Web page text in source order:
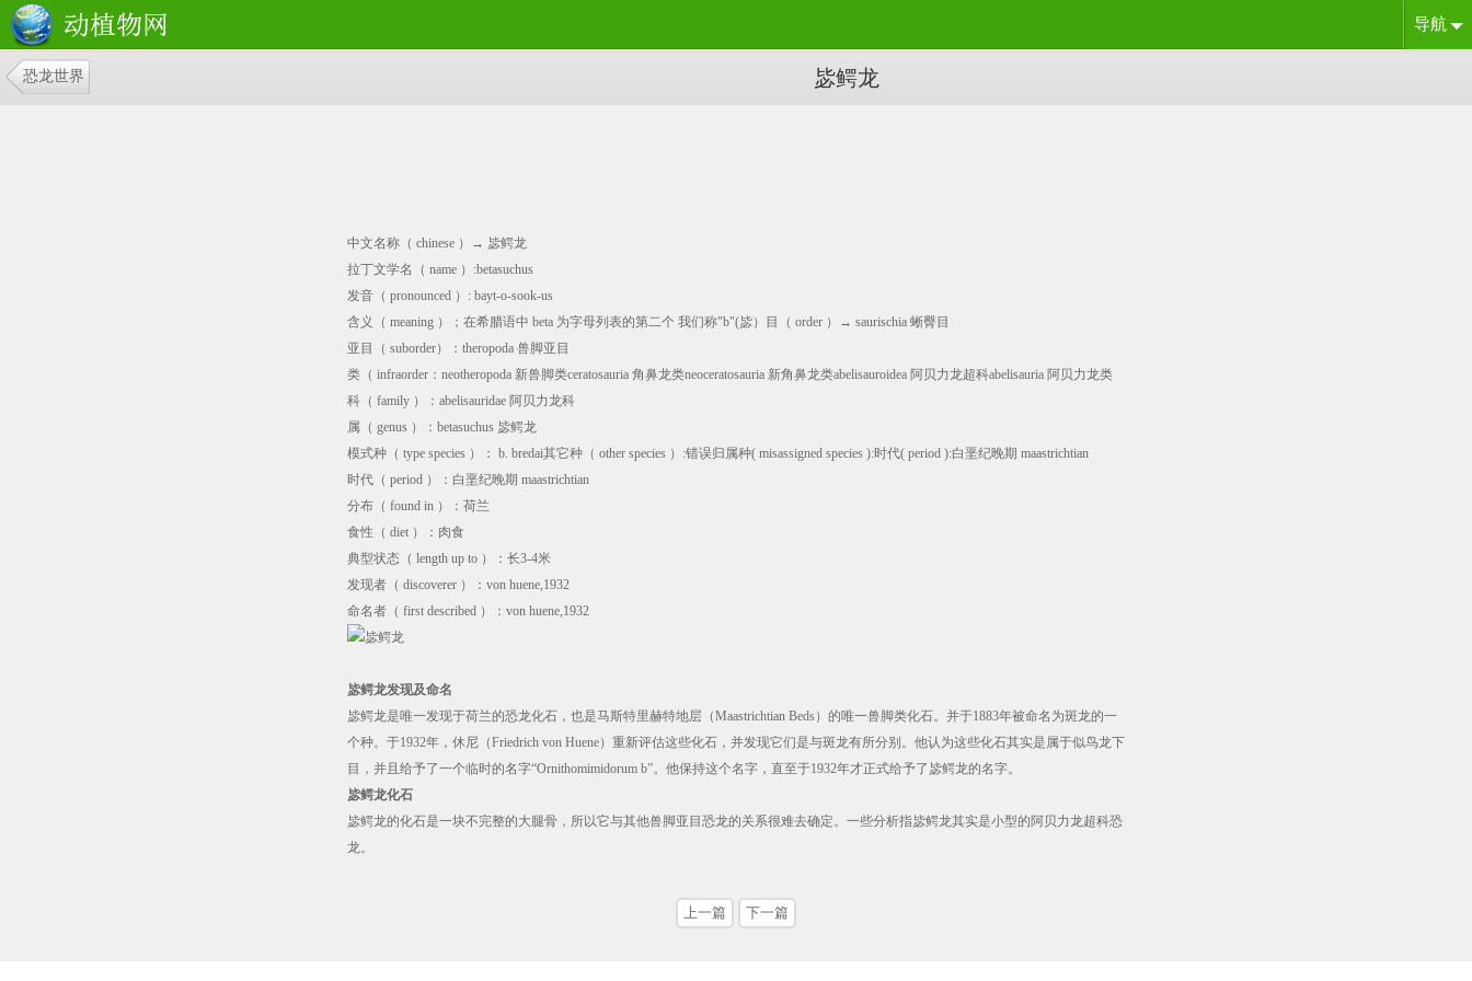
导航
恐龙世界 毖鳄龙
中文名称（ chinese ）→ 毖鳄龙
拉丁文学名（ name ）:betasuchus
发音（ pronounced ）: bayt-o-sook-us
含义（ meaning ）；在希腊语中 beta 为字母列表的第二个 我们称"b"(毖）目（ order ）→ saurischia 蜥臀目
亚目（ suborder）：theropoda 兽脚亚目
类（ infraorder：neotheropoda 新兽脚类ceratosauria 角鼻龙类neoceratosauria 新角鼻龙类abelisauroidea 阿贝力龙超科abelisauria 阿贝力龙类
科（ family ）：abelisauridae 阿贝力龙科
属（ genus ）：betasuchus 毖鳄龙
模式种（ type species ）： b. bredai其它种（ other species ）:错误归属种( misassigned species ):时代( period ):白垩纪晚期 maastrichtian
时代（ period ）：白垩纪晚期 maastrichtian
分布（ found in ）：荷兰
食性（ diet ）：肉食
典型状态（ length up to ）：长3-4米
发现者（ discoverer ）：von huene,1932
命名者（ first described ）：von huene,1932
毖鳄龙发现及命名
毖鳄龙是唯一发现于荷兰的恐龙化石，也是马斯特里赫特地层（Maastrichtian Beds）的唯一兽脚类化石。并于1883年被命名为斑龙的一
个种。于1932年，休尼（Friedrich von Huene）重新评估这些化石，并发现它们是与斑龙有所分别。他认为这些化石其实是属于似鸟龙下
目，并且给予了一个临时的名字“Ornithomimidorum b”。他保持这个名字，直至于1932年才正式给予了毖鳄龙的名字。
毖鳄龙化石
毖鳄龙的化石是一块不完整的大腿骨，所以它与其他兽脚亚目恐龙的关系很难去确定。一些分析指毖鳄龙其实是小型的阿贝力龙超科恐
龙。
上一篇 下一篇